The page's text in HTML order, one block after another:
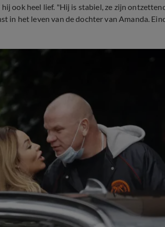
ook heel lief. "Hij is stabiel, ze zijn
in het leven van de dochter van Amanda.